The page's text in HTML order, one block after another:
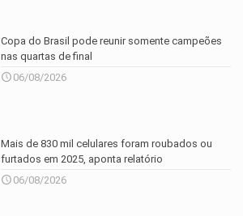
Copa do Brasil pode reunir somente campeões
nas quartas de final
06/08/2026
Mais de 830 mil celulares foram roubados ou
furtados em 2025, aponta relatório
06/08/2026